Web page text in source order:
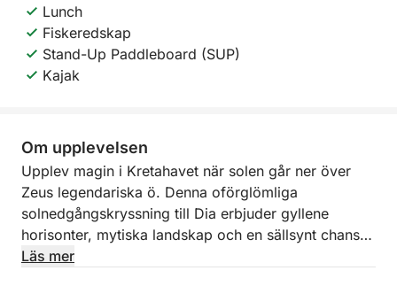
Lunch
Fiskeredskap
Stand-Up Paddleboard (SUP)
Kajak
Om upplevelsen
Upplev magin i Kretahavet när solen går ner över
Zeus legendariska ö. Denna oförglömliga
solnedgångskryssning till Dia erbjuder gyllene
horisonter, mytiska landskap och en sällsynt chans
att få kontakt med naturen på en av Kretas mest
Läs mer